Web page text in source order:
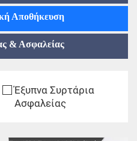
Αποθήκευση
& Ασφαλείας
Έξυπνα Συρτάρια
Ασφαλείας